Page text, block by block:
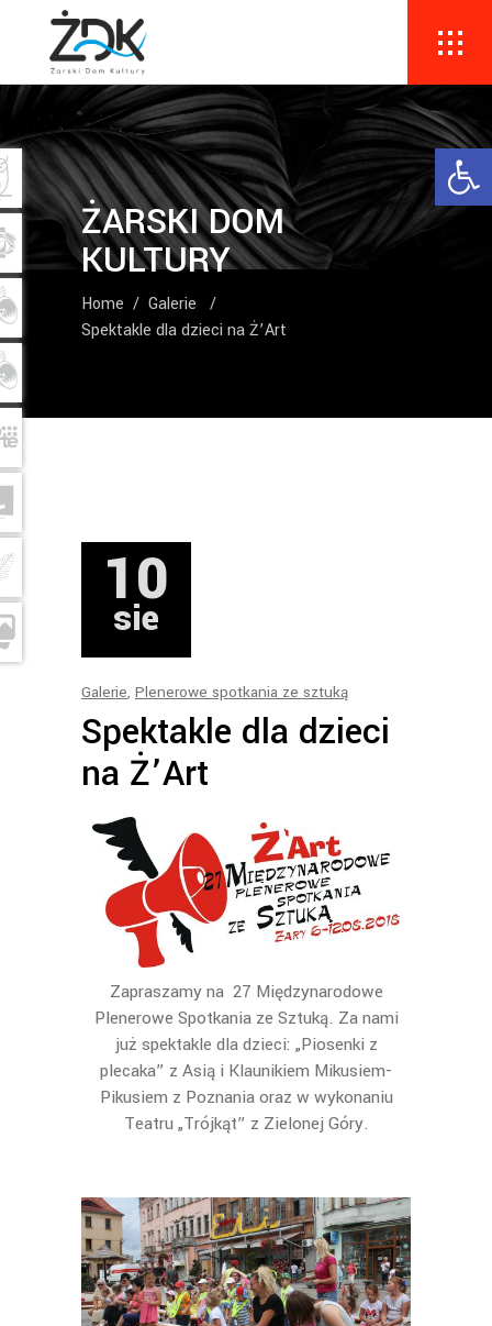
ŻARSKI DOM
KULTURY
Home / Galerie
/
Spektakle dla dzieci na Ż’Art
10
sie
Galerie, Plenerowe spotkania ze sztuką
Spektakle dla dzieci
na Ż’Art
Zapraszamy na 27 Międzynarodowe
Plenerowe Spotkania ze Sztuką. Za nami
już spektakle dla dzieci: „Piosenki z
plecaka” z Asią i Klaunikiem Mikusiem-
Pikusiem z Poznania oraz w wykonaniu
Teatru „Trójkąt” z Zielonej Góry.